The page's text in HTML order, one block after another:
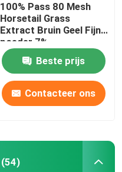
100% Pass 80 Mesh
Horsetail Grass
Extract Bruin Geel Fijn
poeder 7%
Beste prijs
Contacteer ons
(54)